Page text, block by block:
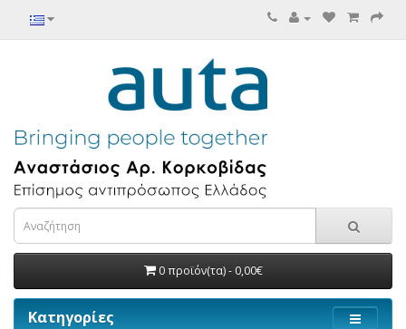
0 προϊόν(τα) - 0,00€
Κατηγορίες